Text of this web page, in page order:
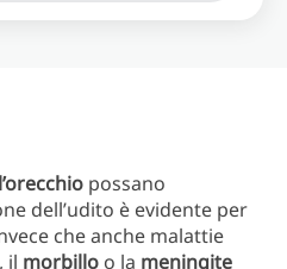
possano
dell’udito è evidente per
che anche malattie
, il morbillo o la meningite